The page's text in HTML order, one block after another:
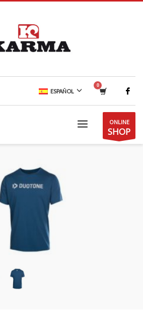
ESPAÑOL
ONLINE
SHOP